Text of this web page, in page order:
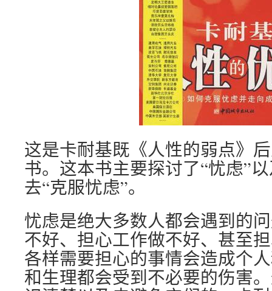
这是卡耐基既《人性的弱点》
书。这本书主要探讨了“忧虑”
去“克服忧虑”。
忧虑是绝大多数人都会遇到的
不好、担心工作做不好、甚至
各样需要担心的事情会造成个
和生理都会受到不必要的伤害